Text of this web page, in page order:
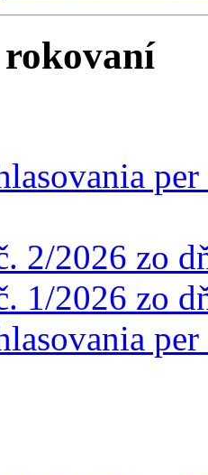
2/2026 zo
1/2026 zo